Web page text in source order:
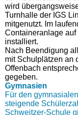
wird
Turnhalle der IGS
mitgenutzt. Im
Containeranlage
installiert.
Nach Beendigung
mit Schulplätzen an
Offenbach
gegeben.
Gymnasien
Für den
steigende
Schweitzer-Schule